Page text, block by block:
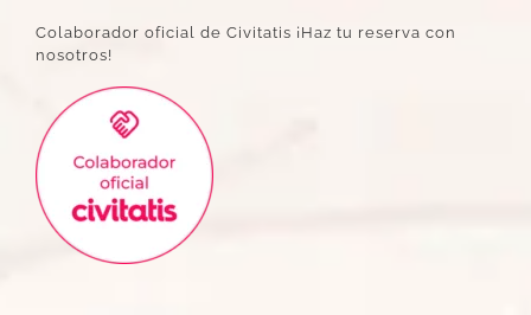
Colaborador oficial de Civitatis ¡Haz tu reserva con
nosotros!